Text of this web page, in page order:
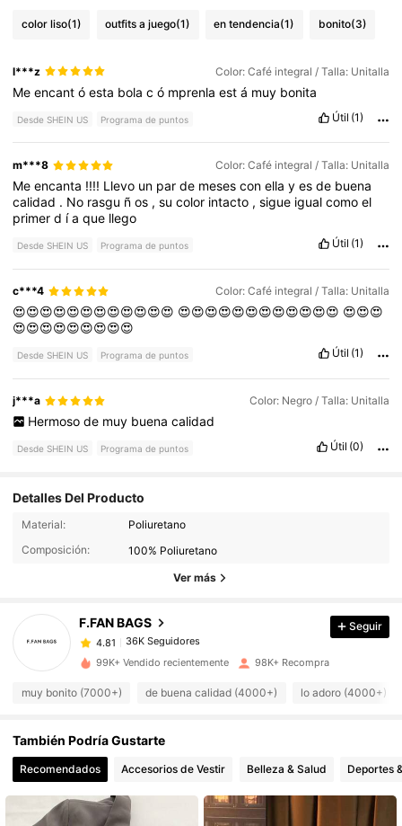
color liso(1) outfits a juego(1) en tendencia(1) bonito(3)
l***z Color: Café integral / Talla: Unitalla
Meencantóesta bolacó mprenlaestá muy bonita
Desde SHEIN US Programa de puntos Útil (1)
m***8 Color: Café integral / Talla: Unitalla
Meencanta !!!! Llevo un parde mesesconellayesde buena
calidad . No rasgu ños ,sucolor intacto ,sigue igualcomoel
primerd íaque llego
Desde SHEIN US Programa de puntos Útil (1)
c***4 Color: Café integral / Talla: Unitalla
😍😍😍😍😍😍😍😍😍😍😍😍 😍😍😍😍😍😍😍😍😍😍😍😍 😍😍😍
😍😍😍😍😍😍😍😍😍
Desde SHEIN US Programa de puntos Útil (1)
j***a Color: Negro / Talla: Unitalla
Hermoso de muy buena calidad
Desde SHEIN US Programa de puntos Útil (0)
Detalles Del Producto
Material:
Poliuretano
Composición:
100% Poliuretano
Ver más
F.FAN BAGS
36K Seguidores
4.81
36K Seguidores
b***0
pagóHace 1 día
4.81 36K Seguidores
4.81 36K Seguidores
Seguir
99K+ Vendido recientemente 98K+ Recompra
muy bonito (7000+) de buena calidad (4000+) lo adoro (4000+)
También Podría Gustarte
Recomendados Accesorios de Vestir Belleza & Salud Deportes